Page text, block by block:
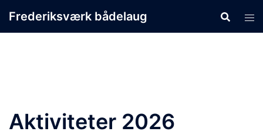
Frederiksværk bådelaug
Aktiviteter 2026